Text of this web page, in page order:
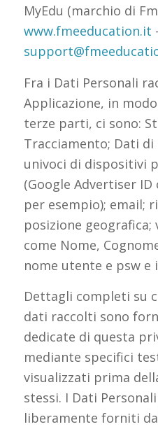
MyEdu (marchio di
www.fmeeducation.it
Fra i Dati Personali
Applicazione, in
terze parti, ci sono:
Tracciamento; Dati
univoci di dispositivi
(Google Advertiser
per esempio); email;
posizione
come Nome,
nome utente e psw e
Dettagli completi su
dati raccolti sono
dedicate di questa
mediante specifici
visualizzati prima
stessi. I Dati
liberamente forniti